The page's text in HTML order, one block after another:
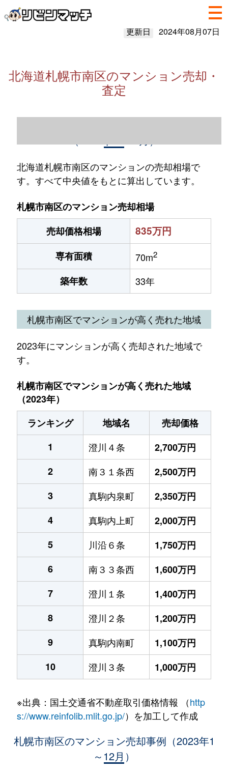
更新日 2024年08月07日
北海道札幌市南区のマンション売却・
査定
北海道札幌市南区のマンションの売却相場で
す。すべて中央値をもとに算出しています。
札幌市南区のマンション売却相場
売却価格相場
835万円
専有面積 70m2
築年数 33年
札幌市南区でマンションが高く売れた地域
2023年にマンションが高く売却された地域で
す。
札幌市南区でマンションが高く売れた地域
（2023年）
ランキング
地域名
売却価格
1
澄川４条
2,700万円
2
南３１条西
2,500万円
3
真駒内泉町
2,350万円
4
真駒内上町
2,000万円
5
川沿６条
1,750万円
6
南３３条西
1,600万円
7
澄川１条
1,400万円
8
澄川２条
1,200万円
9
真駒内南町
1,100万円
10
澄川３条 1,000万円
※出典：国土交通省不動産取引価格情報 （http
s://www.reinfolib.mlit.go.jp/）を加工して作成
札幌市南区のマンション売却事例（2023年1
～12月）